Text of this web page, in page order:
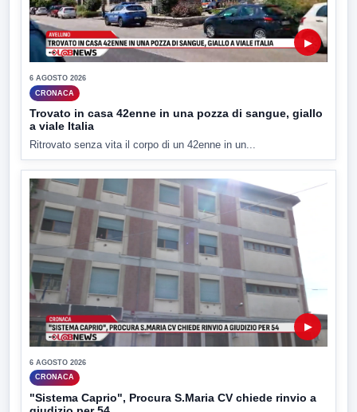
▶
6 AGOSTO 2026
CRONACA
Trovato in casa 42enne in una pozza di sangue, giallo
a viale Italia
Ritrovato senza vita il corpo di un 42enne in un...
▶
6 AGOSTO 2026
CRONACA
"Sistema Caprio", Procura S.Maria CV chiede rinvio a